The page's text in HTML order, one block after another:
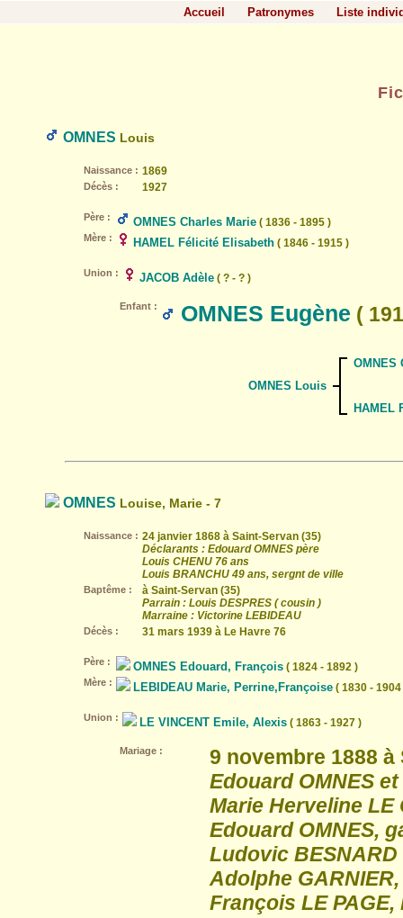
Accueil Patronymes Liste
OMNES Louis
Naissance : 1869
Décès : 1927
Père : OMNES Charles Marie ( 1836 - 1895 )
Mère : HAMEL Félicité Elisabeth ( 1846 - 1915 )
Union : JACOB Adèle ( ? - ? )
Enfant : OMNES Eugène (
OMNES Louis
OMNES
HAMEL
OMNES Louise, Marie - 7
Naissance : 24 janvier 1868 à Saint-Servan (35)
Déclarants : Edouard OMNES père
Louis CHENU 76 ans
Louis BRANCHU 49 ans, sergnt de ville
Baptême :
à Saint-Servan (35)
Parrain : Louis DESPRES ( cousin )
Marraine : Victorine LEBIDEAU
Décès : 31 mars 1939 à Le Havre 76
Père : OMNES Edouard, François ( 1824 - 1892 )
Mère : LEBIDEAU Marie, Perrine,Françoise ( 1830 - 1904
Union : LE VINCENT Emile, Alexis ( 1863 - 1927 )
Mariage :
9 novembre 1888
Edouard OMNES
Marie Herveline LE
Edouard OMNES,
Ludovic
Adolphe
François LE